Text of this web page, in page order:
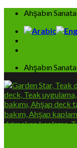
Skip
content
Ahşabın
Ahşabın